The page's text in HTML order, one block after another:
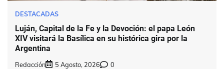
DESTACADAS
Luján, Capital de la Fe y la Devoción: el papa León
XIV visitará la Basílica en su histórica gira por la
Argentina
Redacción 5 Agosto, 2026 0